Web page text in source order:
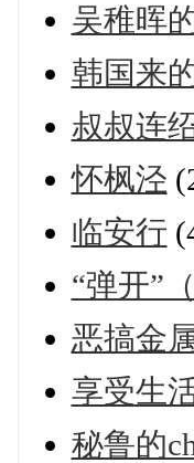
吴稚晖
韩国来
叔叔连
怀枫泾
临安行
“弹开”
恶搞金
享受生
秘鲁的